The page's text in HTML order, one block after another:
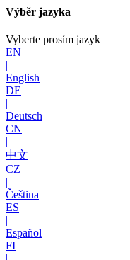
Výběr jazyka
Vyberte prosím jazyk
EN
|
English
DE
|
Deutsch
CN
|
中文
CZ
|
Čeština
ES
|
Español
FI